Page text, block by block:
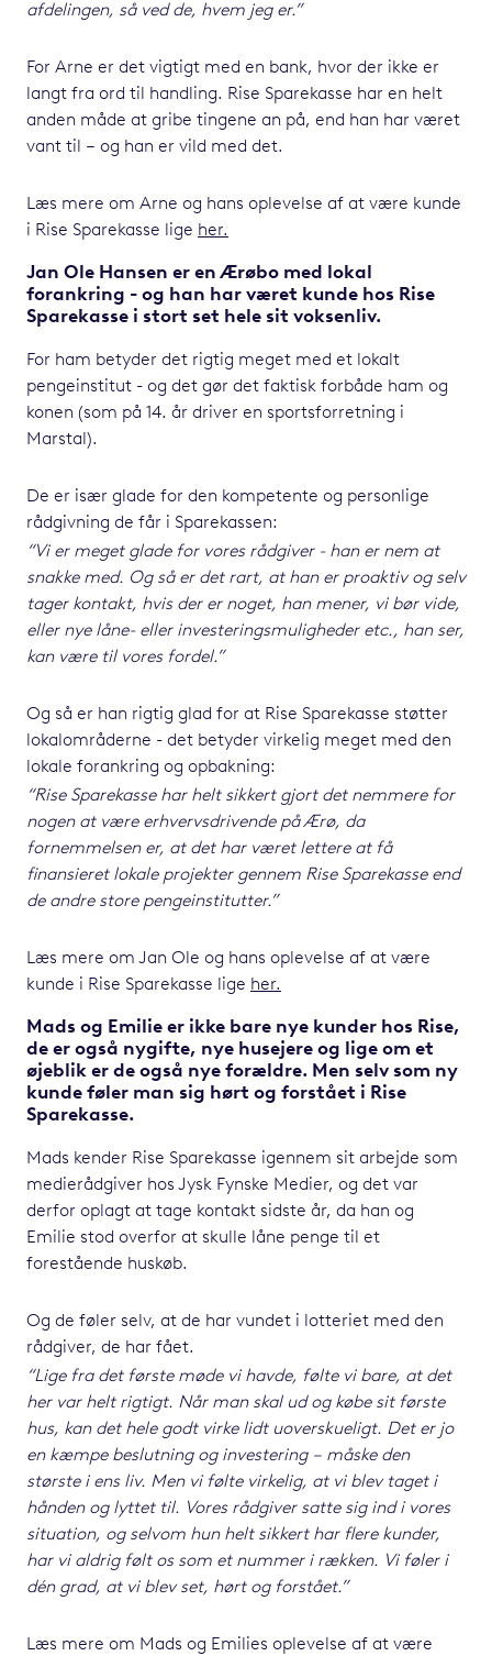
afdelingen, så ved de, hvem jeg er.”
For Arne er det vigtigt med en bank, hvor der ikke er
langt fra ord til handling. Rise Sparekasse har en helt
anden måde at gribe tingene an på, end han har været
vant til – og han er vild med det.
Læs mere om Arne og hans oplevelse af at være kunde
i Rise Sparekasse lige her.
Jan Ole Hansen er en Ærøbo med lokal
forankring - og han har været kunde hos Rise
Sparekasse i stort set hele sit voksenliv.
For ham betyder det rigtig meget med et lokalt
pengeinstitut - og det gør det faktisk forbåde ham og
konen (som på 14. år driver en sportsforretning i
Marstal).
De er især glade for den kompetente og personlige
rådgivning de får i Sparekassen:
“Vi er meget glade for vores rådgiver - han er nem at
snakke med. Og så er det rart, at han er proaktiv og selv
tager kontakt, hvis der er noget, han mener, vi bør vide,
eller nye låne- eller investeringsmuligheder etc., han ser,
kan være til vores fordel.”
Og så er han rigtig glad for at Rise Sparekasse støtter
lokalområderne - det betyder virkelig meget med den
lokale forankring og opbakning:
“Rise Sparekasse har helt sikkert gjort det nemmere for
nogen at være erhvervsdrivende på Ærø, da
fornemmelsen er, at det har været lettere at få
finansieret lokale projekter gennem Rise Sparekasse end
de andre store pengeinstitutter.”
Læs mere om Jan Ole og hans oplevelse af at være
kunde i Rise Sparekasse lige her.
Mads og Emilie er ikke bare nye kunder hos Rise,
de er også nygifte, nye husejere og lige om et
øjeblik er de også nye forældre. Men selv som ny
kunde føler man sig hørt og forstået i Rise
Sparekasse.
Mads kender Rise Sparekasse igennem sit arbejde som
medierådgiver hos Jysk Fynske Medier, og det var
derfor oplagt at tage kontakt sidste år, da han og
Emilie stod overfor at skulle låne penge til et
forestående huskøb.
Og de føler selv, at de har vundet i lotteriet med den
rådgiver, de har fået.
“Lige fra det første møde vi havde, følte vi bare, at det
her var helt rigtigt. Når man skal ud og købe sit første
hus, kan det hele godt virke lidt uoverskueligt. Det er jo
en kæmpe beslutning og investering – måske den
største i ens liv. Men vi følte virkelig, at vi blev taget i
hånden og lyttet til. Vores rådgiver satte sig ind i vores
situation, og selvom hun helt sikkert har flere kunder,
har vi aldrig følt os som et nummer i rækken. Vi føler i
dén grad, at vi blev set, hørt og forstået.”
Læs mere om Mads og Emilies oplevelse af at være